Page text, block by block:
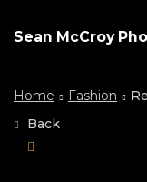
Sean McCroy
Home Fashion
Back